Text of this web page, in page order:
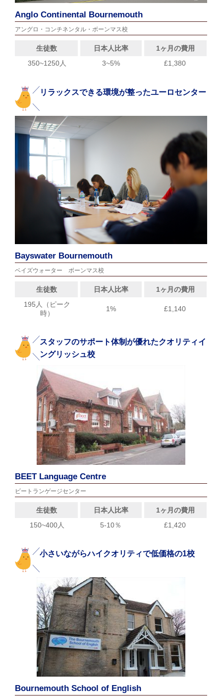
Anglo Continental Bournemouth
アングロ・コンチネンタル・ボーンマス校
生徒数 日本人比率
1ヶ月の費用
350~1250人
3~5% £1,380
リラックスできる環境が整ったユーロセンター
Bayswater Bournemouth
ベイズウォーター ボーンマス校
生徒数 日本人比率
1ヶ月の費用
195人（ピーク
時）
1% £1,140
スタッフのサポート体制が優れたクオリティイ
ングリッシュ校
BEET Language Centre
ビートランゲージセンター
生徒数 日本人比率
1ヶ月の費用
150~400人
5-10％ £1,420
小さいながらハイクオリティで低価格の1校
Bournemouth School of English